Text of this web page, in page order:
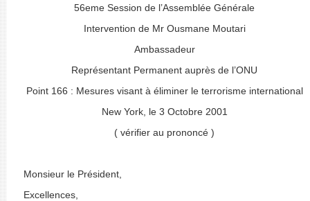
56eme Session de l’Assemblée Générale
Intervention de Mr Ousmane Moutari
Ambassadeur
Représentant Permanent auprès de l’ONU
Point 166 : Mesures visant à éliminer le terrorisme international
New York, le 3 Octobre 2001
( vérifier au prononcé )
Monsieur le Président,
Excellences,